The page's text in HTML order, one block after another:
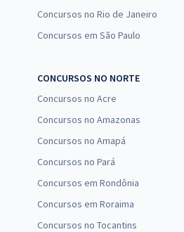
Concursos no Rio de Janeiro
Concursos em São Paulo
CONCURSOS NO NORTE
Concursos no Acre
Concursos no Amazonas
Concursos no Amapá
Concursos no Pará
Concursos em Rondônia
Concursos em Roraima
Concursos no Tocantins